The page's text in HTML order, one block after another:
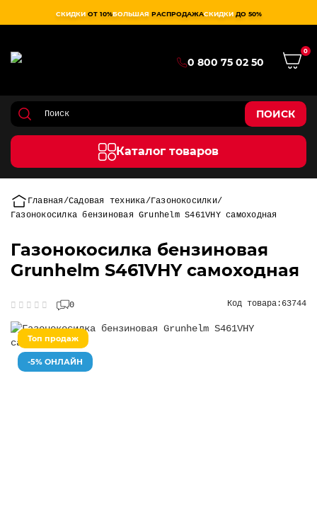
СКИДКИ ОТ 10%БОЛЬШАЯ РАСПРОДАЖАСКИДКИ ДО 50%
0 800 75 02 50
0
ПОИСК
Каталог товаров
Главная Садовая техника Газонокосилки
Газонокосилка бензиновая Grunhelm S461VHY самоходная
Газонокосилка бензиновая
Grunhelm S461VHY самоходная
0 Код товара: 63744
Топ продаж
-5% ОНЛАЙН